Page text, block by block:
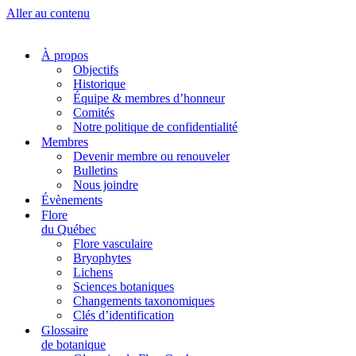
Aller au contenu
À propos
Objectifs
Historique
Équipe & membres d’honneur
Comités
Notre politique de confidentialité
Membres
Devenir membre ou renouveler
Bulletins
Nous joindre
Évènements
Flore
du Québec
Flore vasculaire
Bryophytes
Lichens
Sciences botaniques
Changements taxonomiques
Clés d’identification
Glossaire
de botanique